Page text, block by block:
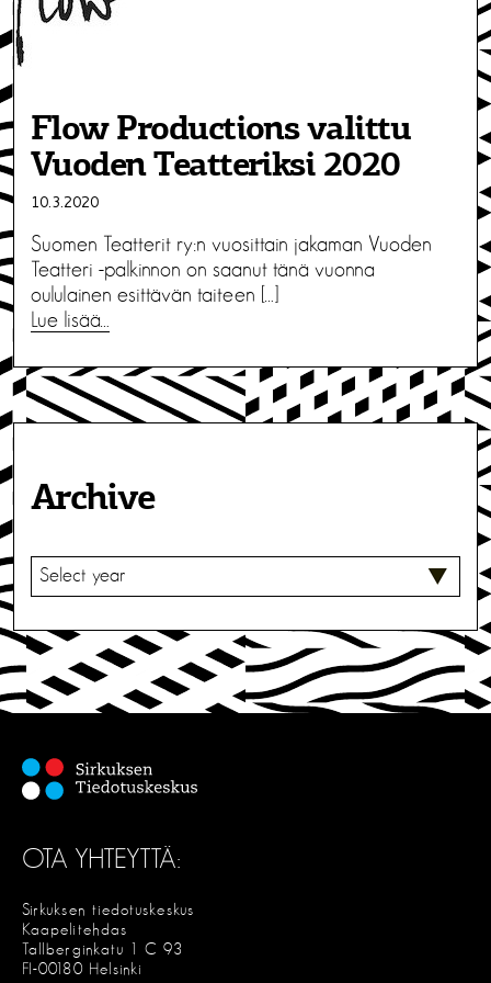
Flow Productions valittu
Vuoden Teatteriksi 2020
10.3.2020
Suomen Teatterit ry:n vuosittain jakaman Vuoden
Teatteri -palkinnon on saanut tänä vuonna
oululainen esittävän taiteen […]
Lue lisää…
Archive
V
I
T
S
E
OTA YHTEYTTÄ:
Sirkuksen tiedotuskeskus
Kaapelitehdas
Tallberginkatu 1 C 93
FI-00180 Helsinki